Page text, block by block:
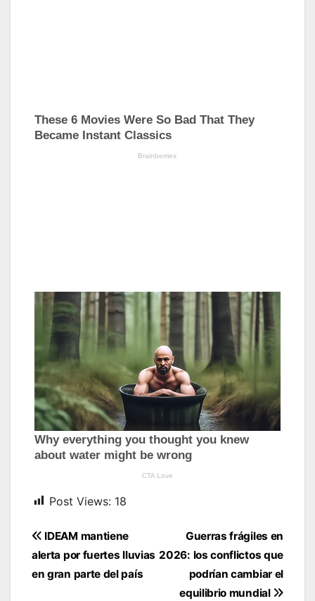
Post Views: 18
Navegación
de
entradas
Guerras frágiles en
2026: los conflictos que
podrían cambiar el
equilibrio mundial
IDEAM mantiene
alerta por fuertes lluvias
en gran parte del país